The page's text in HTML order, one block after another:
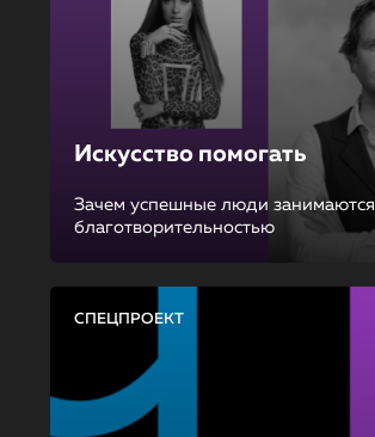
Искусство помогать
Зачем успешные люди занимаются
благотворительностью
СПЕЦПРОЕКТ